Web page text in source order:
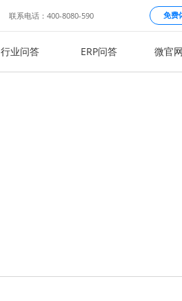
联系电话：400-8080-590 免费
行业问答 ERP问答 微官